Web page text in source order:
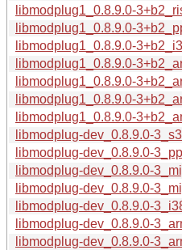
libmodplug1_0.8.9.0-
libmodplug1_0.8.9.0-
libmodplug1_0.8.9.0-
libmodplug1_0.8.9.0-
libmodplug1_0.8.9.0-
libmodplug1_0.8.9.0-
libmodplug1_0.8.9.0-
libmodplug-dev_0.8.9.0-
libmodplug-dev_0.8.9.0-
libmodplug-dev_0.8.9.0-
libmodplug-dev_0.8.9.0-
libmodplug-dev_0.8.9.0-
libmodplug-dev_0.8.9.0-
libmodplug-dev_0.8.9.0-